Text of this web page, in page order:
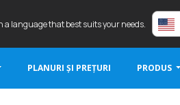
a language that best suits your needs.
PLANURI ȘI PREȚURI PRODUS